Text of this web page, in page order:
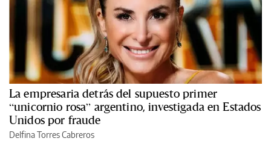
La empresaria detrás del supuesto primer
“unicornio rosa” argentino, investigada en Estados
Unidos por fraude
Delfina Torres Cabreros